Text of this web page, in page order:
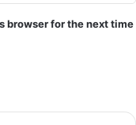
browser for the next time